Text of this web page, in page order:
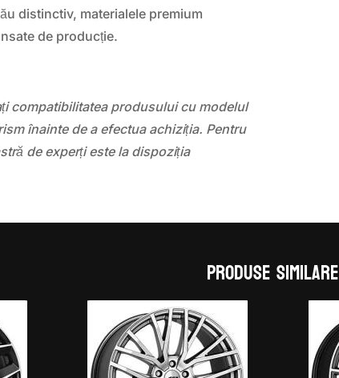
distinctiv, materialele premium
de producție.
compatibilitatea produsului cu modelul
înainte de a efectua achiziția. Pentru
de experți este la dispoziția
Produse similare